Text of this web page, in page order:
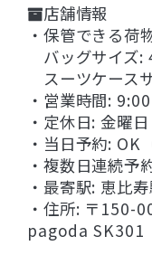
店舗情報
・保管できる荷
バッグサイズ:
スーツケース
・営業時間:
・定休日: 金曜日
・当日予約: OK
・複数日連続予
・最寄駅: 恵比
・住所: 〒150-
pagoda SK301